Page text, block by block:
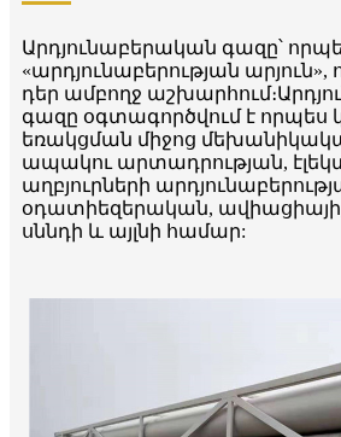
Արդյունաբերական գազը՝
«արդյունաբերության
դեր ամբողջ
գազը օգտագործվում է որպես
եռակցման միջոց
ապակու արտադրության,
աղբյուրների
օդատիեզերական,
սննդի և այլնի համար: